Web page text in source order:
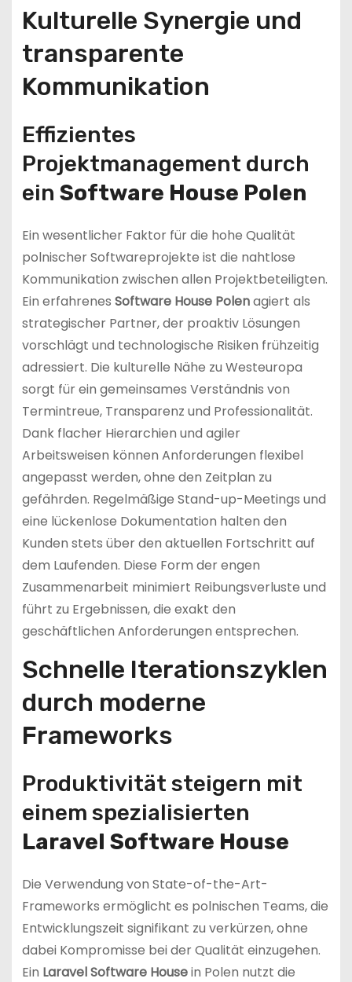
Kulturelle Synergie und
transparente
Kommunikation
Effizientes
Projektmanagement durch
ein Software House Polen
Ein wesentlicher Faktor für die hohe Qualität
polnischer Softwareprojekte ist die nahtlose
Kommunikation zwischen allen Projektbeteiligten.
Ein erfahrenes Software House Polenagiert als
strategischer Partner, der proaktiv Lösungen
vorschlägt und technologische Risiken frühzeitig
adressiert. Die kulturelle Nähe zu Westeuropa
sorgt für ein gemeinsames Verständnis von
Termintreue, Transparenz und Professionalität.
Dank flacher Hierarchien und agiler
Arbeitsweisen können Anforderungen flexibel
angepasst werden, ohne den Zeitplan zu
gefährden. Regelmäßige Stand-up-Meetings und
eine lückenlose Dokumentation halten den
Kunden stets über den aktuellen Fortschritt auf
dem Laufenden. Diese Form der engen
Zusammenarbeit minimiert Reibungsverluste und
führt zu Ergebnissen, die exakt den
geschäftlichen Anforderungen entsprechen.
Schnelle Iterationszyklen
durch moderne
Frameworks
Produktivität steigern mit
einem spezialisierten
Laravel Software House
Die Verwendung von State-of-the-Art-
Frameworks ermöglicht es polnischen Teams, die
Entwicklungszeit signifikant zu verkürzen, ohne
dabei Kompromisse bei der Qualität einzugehen.
Ein Laravel Software Housein Polen nutzt die